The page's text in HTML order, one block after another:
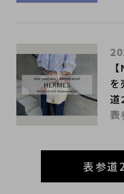
を
道
表
表参道